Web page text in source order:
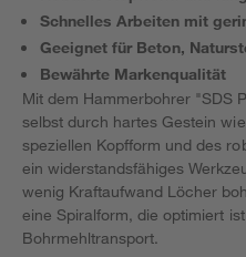
Schnelles Arbeiten mit
Geeignet für Beton,
Bewährte Markenqualität
Mit dem Hammerbohrer "SDS
selbst durch hartes Gestein
speziellen Kopfform und des
ein widerstandsfähiges
wenig Kraftaufwand Löcher
eine Spiralform, die optimiert
Bohrmehltransport.